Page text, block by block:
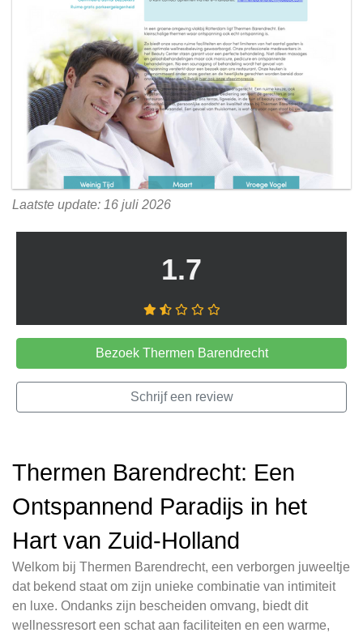
Laatste update: 16 juli 2026
1.7
Bezoek Thermen Barendrecht
Schrijf een review
Thermen Barendrecht: Een
Ontspannend Paradijs in het
Hart van Zuid-Holland
Welkom bij Thermen Barendrecht, een verborgen juweeltje
dat bekend staat om zijn unieke combinatie van intimiteit
en luxe. Ondanks zijn bescheiden omvang, biedt dit
wellnessresort een schat aan faciliteiten en een warme,